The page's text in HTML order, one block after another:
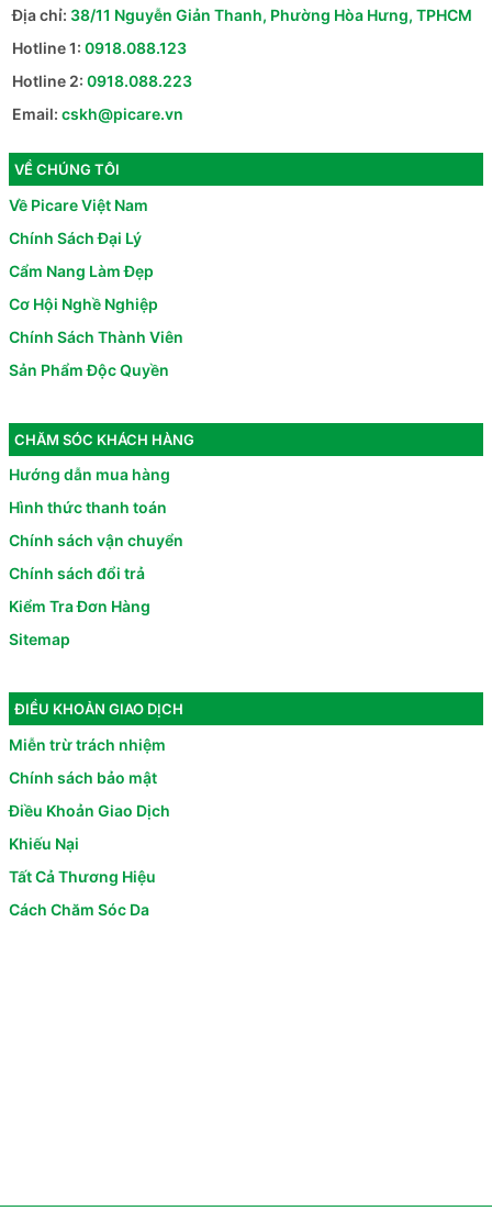
Địa chỉ: 38/11 Nguyễn Giản Thanh, Phường Hòa Hưng, TPHCM
Hotline 1: 0918.088.123
Hotline 2: 0918.088.223
Email: cskh@picare.vn
VỀ CHÚNG TÔI
Về Picare Việt Nam
Chính Sách Đại Lý
Cẩm Nang Làm Đẹp
Cơ Hội Nghề Nghiệp
Chính Sách Thành Viên
Sản Phẩm Độc Quyền
CHĂM SÓC KHÁCH HÀNG
Hướng dẫn mua hàng
Hình thức thanh toán
Chính sách vận chuyển
Chính sách đổi trả
Kiểm Tra Đơn Hàng
Sitemap
ĐIỀU KHOẢN GIAO DỊCH
Miễn trừ trách nhiệm
Chính sách bảo mật
Điều Khoản Giao Dịch
Khiếu Nại
Tất Cả Thương Hiệu
Cách Chăm Sóc Da